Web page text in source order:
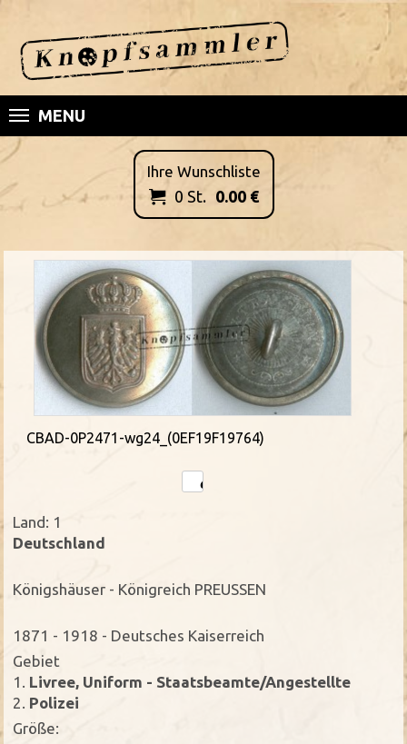
MENU
Ihre Wunschliste
 0 St. 0.00€
CBAD-0P2471-wg24_(0EF19F19764)
Land: 1
Deutschland
Königshäuser - Königreich PREUSSEN
1871 - 1918 - Deutsches Kaiserreich
Gebiet
1. Livree, Uniform - Staatsbeamte/Angestellte
2. Polizei
Größe: